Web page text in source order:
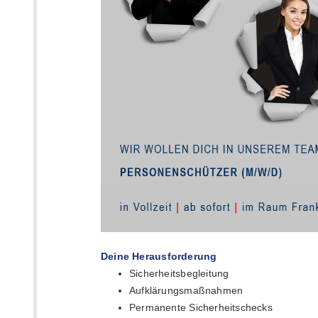
Deine Herausforderung
Sicherheitsbegleitung
Aufklärungsmaßnahmen
Permanente Sicherheitschecks